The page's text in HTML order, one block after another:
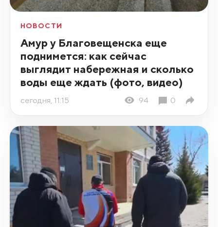
НОВОСТИ
Амур у Благовещенска еще
поднимется: как сейчас
выглядит набережная и сколько
воды еще ждать (фото, видео)
сегодня, 11:15 94 0